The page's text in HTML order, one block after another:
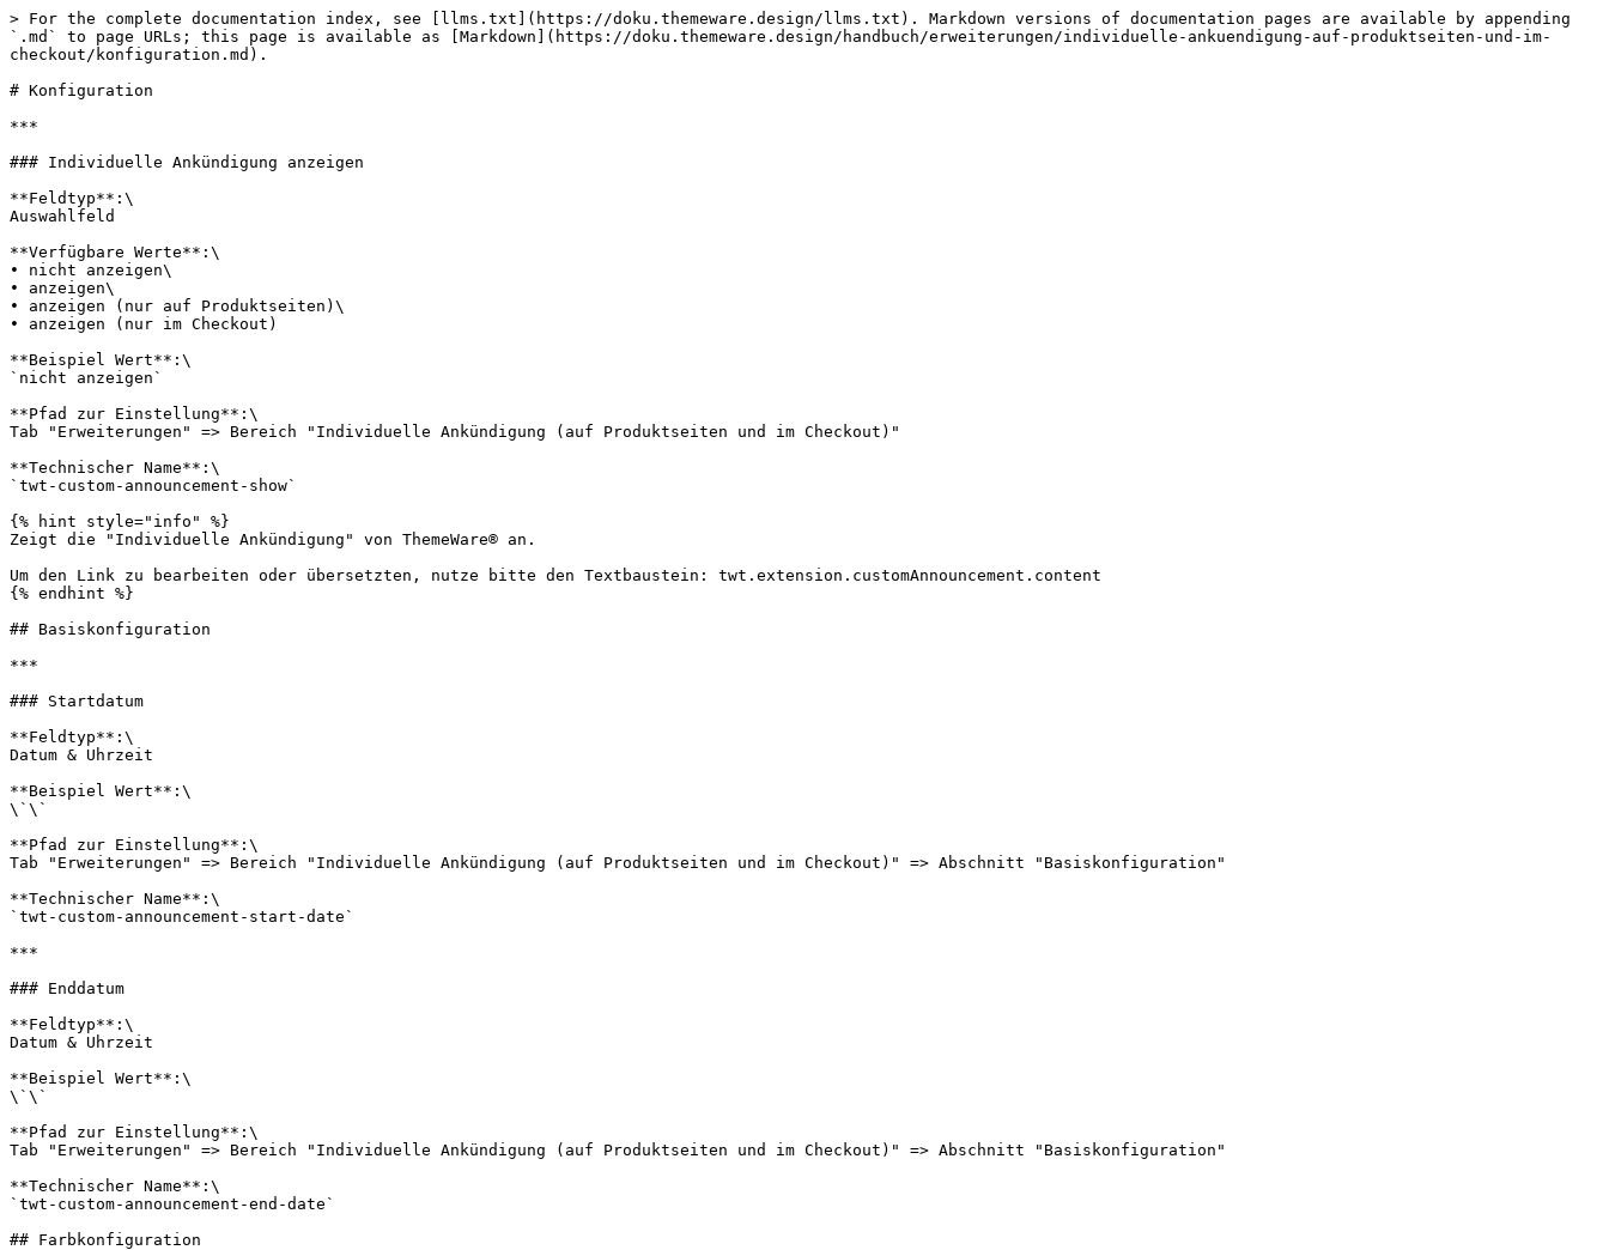
> For the complete documentation index, see [llms.txt](https://doku.themeware.design/llms.txt). Markdown versions of documentation pages are available by appending
`.md` to page URLs; this page is available as [Markdown](https://doku.themeware.design/handbuch/erweiterungen/individuelle-ankuendigung-auf-produktseiten-und-im-
checkout/konfiguration.md).
# Konfiguration
***
### Individuelle Ankündigung anzeigen
**Feldtyp**:\
Auswahlfeld
**Verfügbare Werte**:\
• nicht anzeigen\
• anzeigen\
• anzeigen (nur auf Produktseiten)\
• anzeigen (nur im Checkout)
**Beispiel Wert**:\
`nicht anzeigen`
**Pfad zur Einstellung**:\
Tab "Erweiterungen" => Bereich "Individuelle Ankündigung (auf Produktseiten und im Checkout)"
**Technischer Name**:\
`twt-custom-announcement-show`
{% hint style="info" %}
Zeigt die "Individuelle Ankündigung" von ThemeWare® an.
Um den Link zu bearbeiten oder übersetzten, nutze bitte den Textbaustein: twt.extension.customAnnouncement.content
{% endhint %}
## Basiskonfiguration
***
### Startdatum
**Feldtyp**:\
Datum & Uhrzeit
**Beispiel Wert**:\
\`\`
**Pfad zur Einstellung**:\
Tab "Erweiterungen" => Bereich "Individuelle Ankündigung (auf Produktseiten und im Checkout)" => Abschnitt "Basiskonfiguration"
**Technischer Name**:\
`twt-custom-announcement-start-date`
***
### Enddatum
**Feldtyp**:\
Datum & Uhrzeit
**Beispiel Wert**:\
\`\`
**Pfad zur Einstellung**:\
Tab "Erweiterungen" => Bereich "Individuelle Ankündigung (auf Produktseiten und im Checkout)" => Abschnitt "Basiskonfiguration"
**Technischer Name**:\
`twt-custom-announcement-end-date`
## Farbkonfiguration